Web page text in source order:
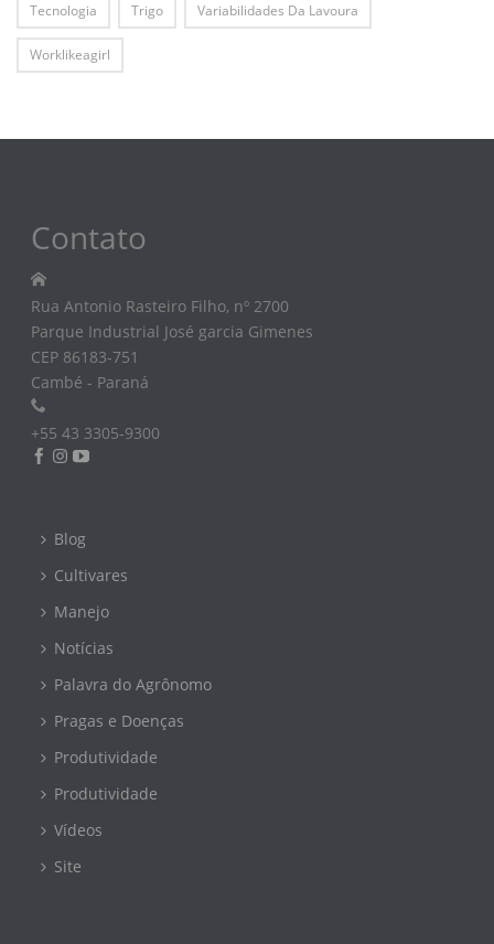
Tecnologia Trigo Variabilidades Da Lavoura
Worklikeagirl
Contato
Rua Antonio Rasteiro Filho, nº 2700
Parque Industrial José garcia Gimenes
CEP 86183-751
Cambé - Paraná
+55 43 3305-9300
Blog
Cultivares
Manejo
Notícias
Palavra do Agrônomo
Pragas e Doenças
Produtividade
Produtividade
Vídeos
Site